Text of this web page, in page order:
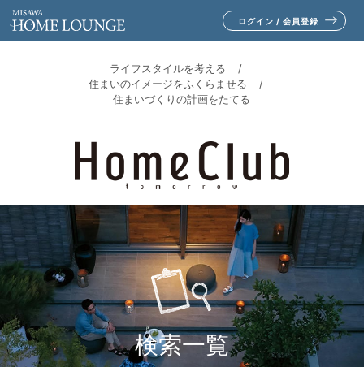
ログイン / 会員登録
ライフスタイルを考える
住まいのイメージをふくらませる
住まいづくりの計画をたてる
検索一覧